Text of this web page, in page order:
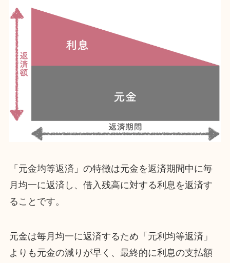
「元金均等返済」の特徴は元金を返済期間中に毎
月均一に返済し、借入残高に対する利息を返済す
ることです。
元金は毎月均一に返済するため「元利均等返済」
よりも元金の減りが早く、最終的に利息の支払額